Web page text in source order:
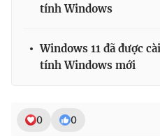
tính Windows
Windows 11 đã được
tính Windows mới
0 0